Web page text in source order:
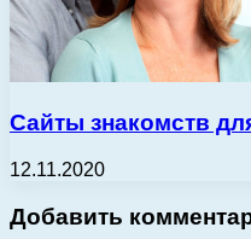
Сайты знакомств
12.11.2020
Добавить